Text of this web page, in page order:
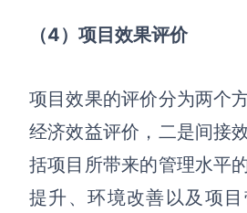
（4） 项目效果评价
项目效果的评价分为两个
经济效益评价 ， 二是间接
括项目所带来的管理水平
提升、环境改善以及项